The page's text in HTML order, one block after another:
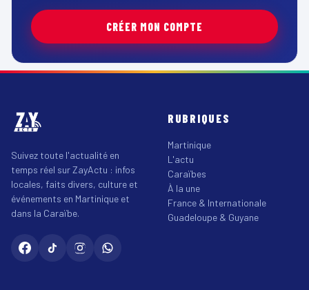
CRÉER MON COMPTE
Suivez toute l'actualité en
temps réel sur ZayActu : infos
locales, faits divers, culture et
événements en Martinique et
dans la Caraïbe.
RUBRIQUES
Martinique
L'actu
Caraïbes
À la une
France & Internationale
Guadeloupe & Guyane